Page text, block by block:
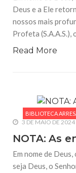
Deus e a Ele
nossos mais
Profeta (S.A.A.S.),
Read More
BIBLIOTECA
3 DE MAIO DE 2024
NOTA: As
Em nome de
seja Deus, o